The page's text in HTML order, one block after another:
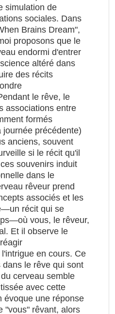
simulation de
sociales. Dans
Brains Dream",
proposons que le
endormi d'entrer
altéré dans
des récits
le rêve, le
associations entre
formés
précédente)
anciens, souvent
si le récit qu'il
souvenirs induit
dans le
rêveur prend
associés et les
récit qui se
vous, le rêveur,
Et il observe le
en cours. Ce
le rêve qui sont
cerveau semble
avec cette
évoque une réponse
"vous" rêvant, alors